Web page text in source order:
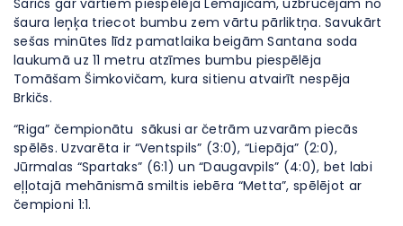
Šaričs gar vārtiem piespēlēja Lemajičam, uzbrucējam no
šaura leņķa triecot bumbu zem vārtu pārliktņa. Savukārt
sešas minūtes līdz pamatlaika beigām Santana soda
laukumā uz 11 metru atzīmes bumbu piespēlēja
Tomāšam Šimkovičam, kura sitienu atvairīt nespēja
Brkičs.
“Riga” čempionātu sākusi ar četrām uzvarām piecās
spēlēs. Uzvarēta ir “Ventspils” (3:0), “Liepāja” (2:0),
Jūrmalas “Spartaks” (6:1) un “Daugavpils” (4:0), bet labi
eļļotajā mehānismā smiltis iebēra “Metta”, spēlējot ar
čempioni 1:1.